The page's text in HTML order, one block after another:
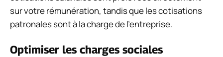
sur votre rémunération, tandis que les cotisations
patronales sont à la charge de l’entreprise.
Optimiser les charges sociales